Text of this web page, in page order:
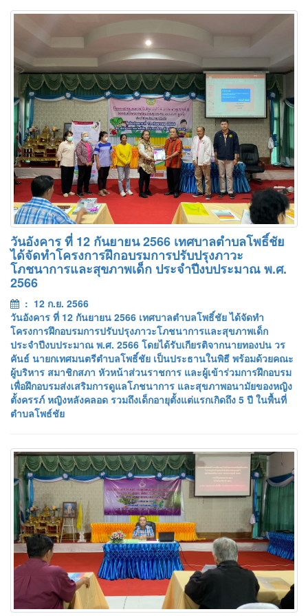
วันอังคาร ที่ 12 กันยายน 2566 เทศบาลตำบลโพธิ์ชัย
ได้จัดทำโครงการฝึกอบรมการปรับปรุงภาวะ
โภชนาการและสุขภาพเด็ก ประจำปีงบประมาณ พ.ศ.
2566
: 12 ก.ย. 2566
วันอังคาร ที่ 12 กันยายน 2566 เทศบาลตำบลโพธิ์ชัย ได้จัดทำ
โครงการฝึกอบรมการปรับปรุงภาวะโภชนาการและสุขภาพเด็ก
ประจำปีงบประมาณ พ.ศ. 2566 โดยได้รับเกียรติจากนายทองปน วร
คันธ์ นายกเทศมนตรีตำบลโพธิ์ชัย เป็นประธานในพิธี พร้อมด้วยคณะ
ผู้บริหาร สมาชิกสภา หัวหน้าส่วนราชการ และผู้เข้าร่วมการฝึกอบรม
เพื่อฝึกอบรมส่งเสริมการดูแลโภชนาการ และสุขภาพอนามัยของหญิง
ตั้งครรภ์ หญิงหลังคลอด รวมถึงเด็กอายุตั้งแต่แรกเกิดถึง 5 ปี ในพื้นที่
ตำบลโพธ์ชัย